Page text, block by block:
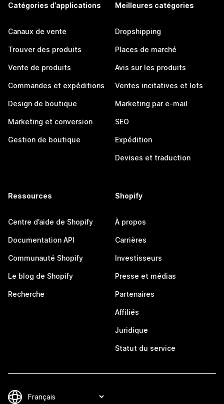
Catégories d’applications
Canaux de vente
Trouver des produits
Vente de produits
Commandes et expéditions
Design de boutique
Marketing et conversion
Gestion de boutique
Meilleures catégories
Dropshipping
Places de marché
Avis sur les produits
Ventes incitatives et lots
Marketing par e-mail
SEO
Expédition
Devises et traduction
Ressources
Centre d’aide de Shopify
Documentation API
Communauté Shopify
Le blog de Shopify
Recherche
Shopify
À propos
Carrières
Investisseurs
Presse et médias
Partenaires
Affiliés
Juridique
Statut du service